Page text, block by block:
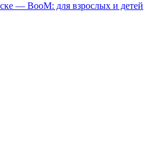
— BooM: для взрослых и детей